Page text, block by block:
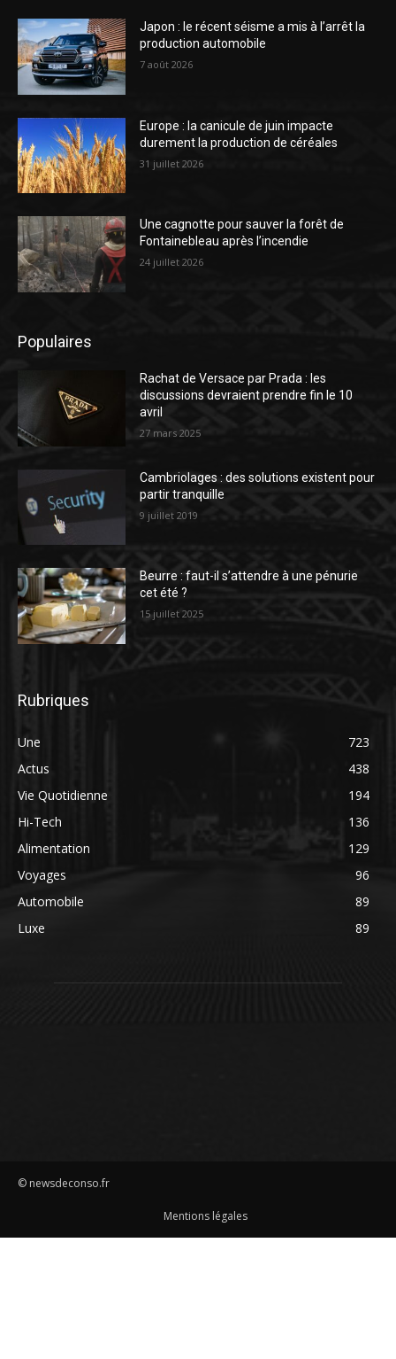
Japon : le récent séisme a mis à l’arrêt la
production automobile
7 août 2026
Europe : la canicule de juin impacte
durement la production de céréales
31 juillet 2026
Une cagnotte pour sauver la forêt de
Fontainebleau après l’incendie
24 juillet 2026
Populaires
Rachat de Versace par Prada : les
discussions devraient prendre fin le 10
avril
27 mars 2025
Cambriolages : des solutions existent pour
partir tranquille
9 juillet 2019
Beurre : faut-il s’attendre à une pénurie
cet été ?
15 juillet 2025
Rubriques
Une
723
Actus
438
Vie Quotidienne
194
Hi-Tech
136
Alimentation
129
Voyages
96
Automobile
89
Luxe
89
© newsdeconso.fr
Mentions légales